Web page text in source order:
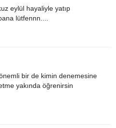
eylül hayaliyle yatıp
lütfennn....
bir de kimin denemesine
yakında öğrenirsin